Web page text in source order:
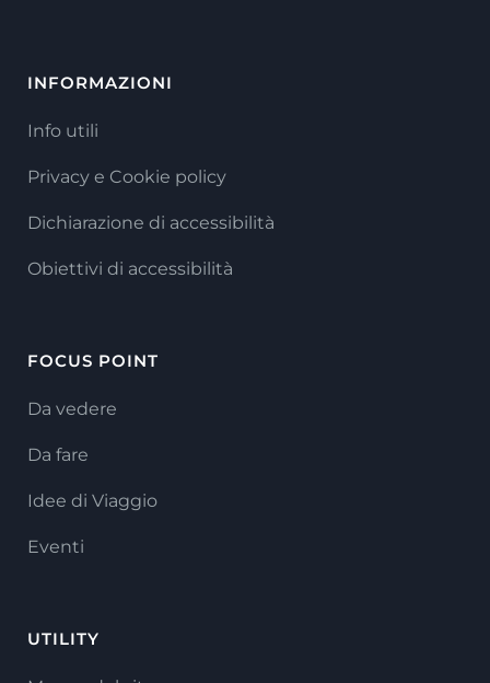
INFORMAZIONI
Info utili
Privacy e Cookie policy
Dichiarazione di accessibilità
Obiettivi di accessibilità
FOCUS POINT
Da vedere
Da fare
Idee di Viaggio
Eventi
UTILITY